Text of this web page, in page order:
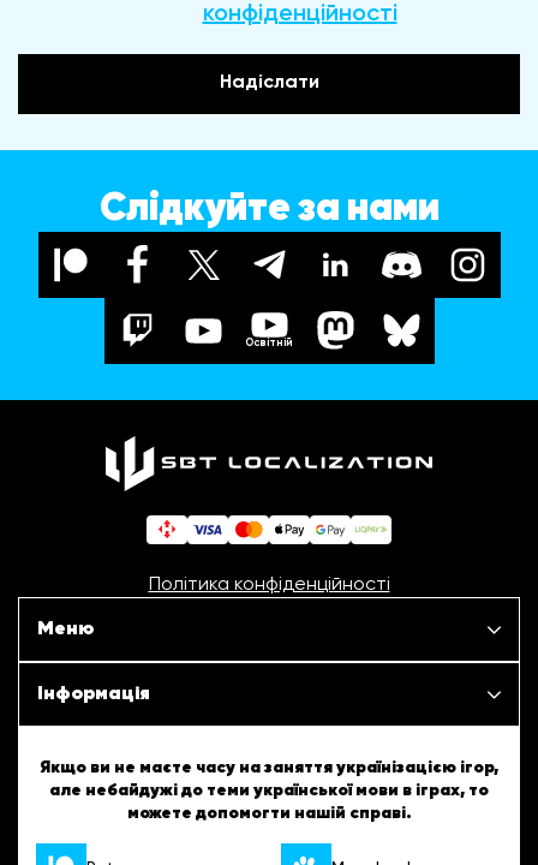
конфіденційності
Надіслати
Слідкуйте за нами
Освітній
Політика конфіденційності
Меню
Наші проєкти
Інформація
ШБТурнір
ШБТворчість
Якщо ви не маєте часу на заняття українізацією ігор,
але небайдужі до теми української мови в іграх, то
можете допомогти нашій справі.